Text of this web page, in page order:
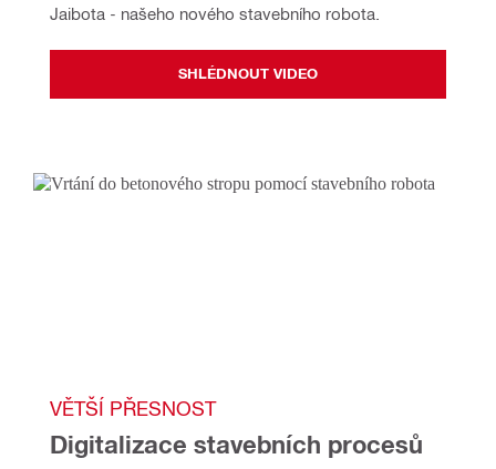
Jaibota - našeho nového stavebního robota.
SHLÉDNOUT VIDEO
VĚTŠÍ PŘESNOST
Digitalizace stavebních procesů